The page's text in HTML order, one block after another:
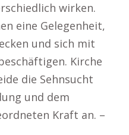
wirken.
eine Gelegenheit,
und sich mit
Kirche
die Sehnsucht
und dem
Kraft an. –